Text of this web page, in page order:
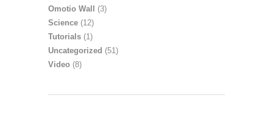
Omotio Wall
(3)
Science (12)
Tutorials (1)
Uncategorized (51)
Video (8)